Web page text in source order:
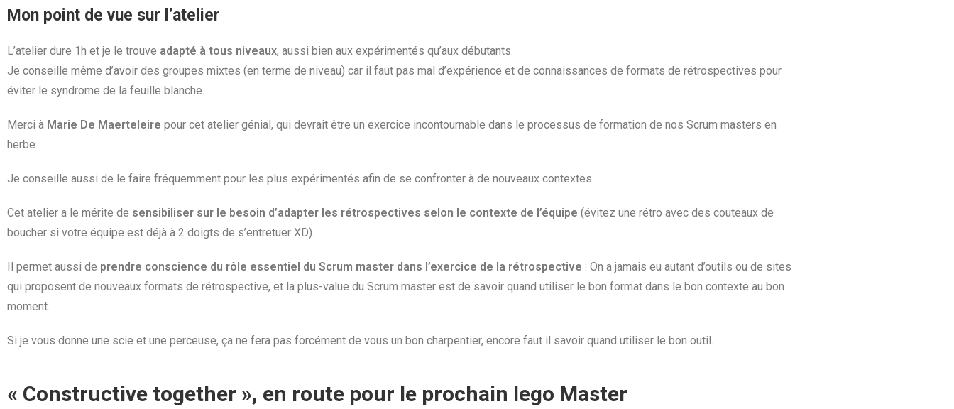
Mon point de vue sur l’atelier
L’atelier dure 1h et je le trouve adapté à tous niveaux, aussi bien aux expérimentés qu’aux débutants.
Je conseille même d’avoir des groupes mixtes (en terme de niveau) car il faut pas mal d’expérience et de connaissances de formats de rétrospectives pour
éviter le syndrome de la feuille blanche.
Merci à Marie De Maerteleire pour cet atelier génial, qui devrait être un exercice incontournable dans le processus de formation de nos Scrum masters en
herbe.
Je conseille aussi de le faire fréquemment pour les plus expérimentés afin de se confronter à de nouveaux contextes.
Cet atelier a le mérite de sensibiliser sur le besoin d’adapter les rétrospectives selon le contexte de l’équipe (évitez une rétro avec des couteaux de
boucher si votre équipe est déjà à 2 doigts de s’entretuer XD).
Il permet aussi de prendre conscience du rôle essentiel du Scrum master dans l’exercice de la rétrospective : On a jamais eu autant d’outils ou de sites
qui proposent de nouveaux formats de rétrospective, et la plus-value du Scrum master est de savoir quand utiliser le bon format dans le bon contexte au bon
moment.
Si je vous donne une scie et une perceuse, ça ne fera pas forcément de vous un bon charpentier, encore faut il savoir quand utiliser le bon outil.
« Constructive together », en route pour le prochain lego Master